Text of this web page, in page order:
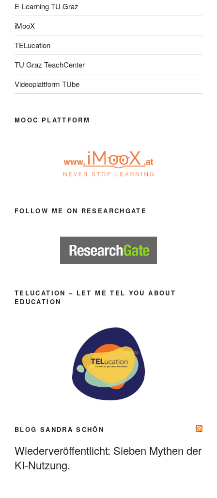
E-Learning TU Graz
iMooX
TELucation
TU Graz TeachCenter
Videoplattform TUbe
MOOC PLATTFORM
FOLLOW ME ON RESEARCHGATE
TELUCATION – LET ME TEL YOU ABOUT
EDUCATION
BLOG SANDRA SCHÖN
Wiederveröffentlicht: Sieben Mythen der
KI-Nutzung.